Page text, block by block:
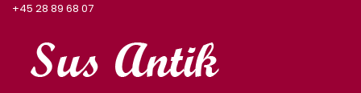
+45 28 89 68 07